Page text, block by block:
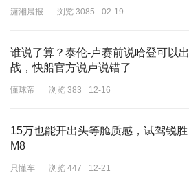
联合出品
潇湘晨报 浏览 3085 02-19
谁说了算？泰伦-卢赛前说哈登可以出
战，快船官方说卢说错了
懂球帝 浏览 383 12-16
15万也能开出头等舱质感，试驾锐胜
M8
只懂车 浏览 447 12-21